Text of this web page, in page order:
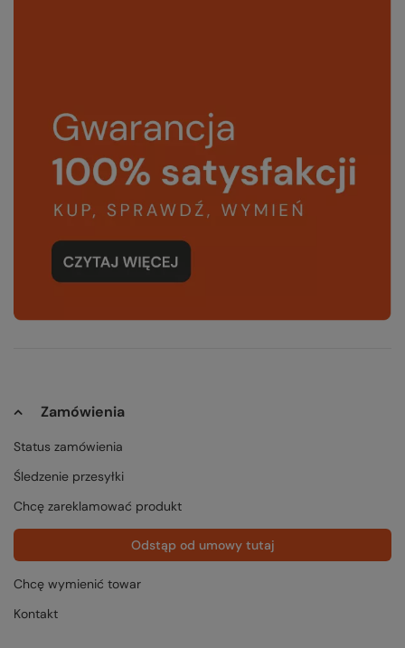
Zamówienia
Status zamówienia
Śledzenie przesyłki
Chcę zareklamować produkt
Odstąp od umowy tutaj
Chcę wymienić towar
Kontakt